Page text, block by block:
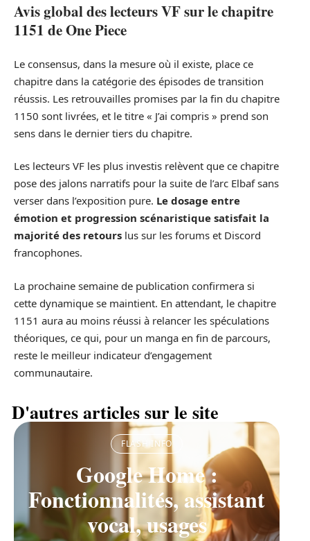
Avis global des lecteurs VF sur le chapitre
1151 de One Piece
Le consensus, dans la mesure où il existe, place ce
chapitre dans la catégorie des épisodes de transition
réussis. Les retrouvailles promises par la fin du chapitre
1150 sont livrées, et le titre « J’ai compris » prend son
sens dans le dernier tiers du chapitre.
Les lecteurs VF les plus investis relèvent que ce chapitre
pose des jalons narratifs pour la suite de l’arc Elbaf sans
verser dans l’exposition pure. Le dosage entre
émotion et progression scénaristique satisfait la
majorité des retours lus sur les forums et Discord
francophones.
La prochaine semaine de publication confirmera si
cette dynamique se maintient. En attendant, le chapitre
1151 aura au moins réussi à relancer les spéculations
théoriques, ce qui, pour un manga en fin de parcours,
reste le meilleur indicateur d’engagement
communautaire.
D'autres articles sur le site
FLASH INFO
Google Home :
Fonctionnalités, assistant
vocal, usages